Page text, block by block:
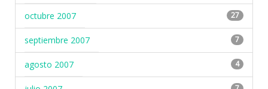
octubre 2007 27
septiembre 2007 7
agosto 2007 4